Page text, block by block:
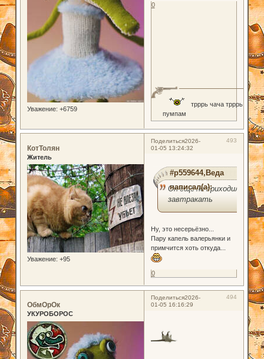
Уважение: +6759
трррь чача трррь
пумпам
0
Поделиться 493
2026-
01-05 13:24:32
КотТолян
Житель
Уважение: +95
#p559644,Веда
написал(а):
Он ещё не приходил
завтракать
Ну, это несерьёзно...
Пару капель валерьянки и
примчится хоть откуда...
0
Поделиться 494
2026-
01-05 16:16:29
ОбмОрОк
УКУРОБОРОС